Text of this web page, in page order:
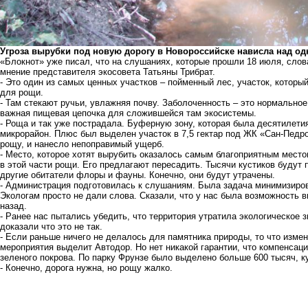
Угроза вырубки под новую дорогу в Новороссийске нависла над
«Блокнот» уже писал, что на слушаниях, которые прошли 18 июля ,
мнение представителя экосовета Татьяны Трибрат.
- Это один из самых ценных участков – пойменный лес, участок,
для рощи.
- Там стекают ручьи, увлажняя почву. Заболоченность – это
важная пищевая цепочка для сложившейся там экосистемы.
- Роща и так уже пострадала. Буферную зону, которая была
микрорайон. Плюс был выделен участок в 7,5 гектар под ЖК «Сан-
рощу, и нанесло непоправимый ущерб.
- Место, которое хотят вырубить оказалось самым благоприятным
в этой части рощи. Его предлагают пересадить. Тысячи кустиков
другие обитатели флоры и фауны. Конечно, они будут утрачены.
- Администрация подготовилась к слушаниям. Была задача
Экологам просто не дали слова. Сказали, что у нас была возможность
назад.
- Ранее нас пытались убедить, что территория утратила экологическое
доказали что это не так.
- Если раньше ничего не делалось для памятника природы, то что
мероприятия выделит Автодор. Но нет никакой гарантии, что
зеленого покрова. По парку Фрунзе было выделено больше 600 тысяч,
- Конечно, дорога нужна, но рощу жалко.